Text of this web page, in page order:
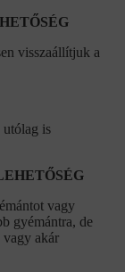
visszaállítjuk a
utólag is
vagy
gyémántra, de
vagy akár